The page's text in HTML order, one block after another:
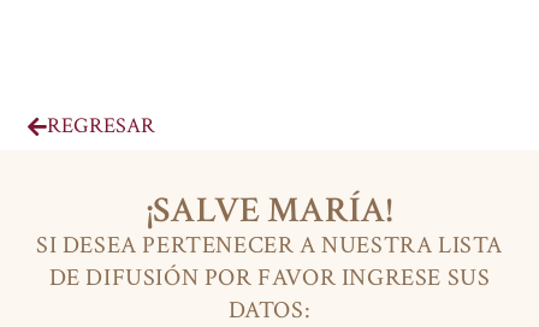
REGRESAR
¡SALVE MARÍA!
SI DESEA PERTENECER A NUESTRA LISTA
DE DIFUSIÓN POR FAVOR INGRESE SUS
DATOS: